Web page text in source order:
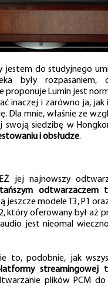
do studyjnego
były rozpasaniem,
proponuje Lumin jest
inaczej i zarówno ja, jak
Dla mnie, właśnie ze
swoją siedzibę w
i obsłudze.
jej najnowszy
odtwarzaczem
jeszcze modele T3, P1
który oferowany był aż
jest nieomal
to, podobnie, jak
streamingowej
plików PCM do